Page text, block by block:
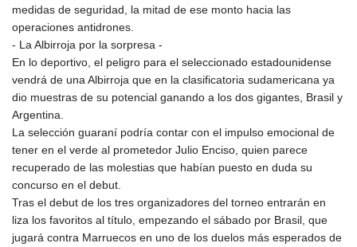
MAD 9.319182
4266.798513
MKD 53.374161
MMK
MNT
3596.040078
MOP 8.079926
MUR 47.070378
MVR 15.460378
MWK
medidas de seguridad, la mitad de ese monto hacia las
operaciones antidrones.
- La Albirroja por la sorpresa -
En lo deportivo, el peligro para el seleccionado estadounidense
vendrá de una Albirroja que en la clasificatoria sudamericana ya
dio muestras de su potencial ganando a los dos gigantes, Brasil y
Argentina.
La selección guaraní podría contar con el impulso emocional de
tener en el verde al prometedor Julio Enciso, quien parece
recuperado de las molestias que habían puesto en duda su
concurso en el debut.
Tras el debut de los tres organizadores del torneo entrarán en
liza los favoritos al título, empezando el sábado por Brasil, que
jugará contra Marruecos en uno de los duelos más esperados de